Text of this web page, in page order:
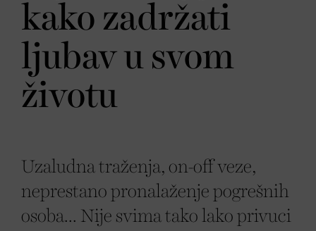
kako zadržati
ljubav u svom
životu
Uzaludna traženja, on-off veze,
neprestano pronalaženje pogrešnih
osoba... Nije svima tako lako privuci